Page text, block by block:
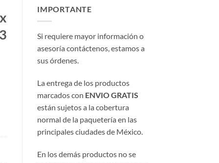
IMPORTANTE
Si requiere mayor información o
asesoría contáctenos, estamos a
sus órdenes.
La entrega de los productos
marcados con ENVIO GRATIS
están sujetos a la cobertura
normal de la paquetería en las
principales ciudades de México.
En los demás productos no se